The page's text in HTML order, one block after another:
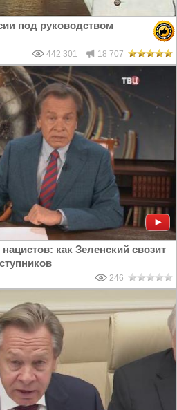
под руководством
442 301 18 707
как Зеленский свозит
246